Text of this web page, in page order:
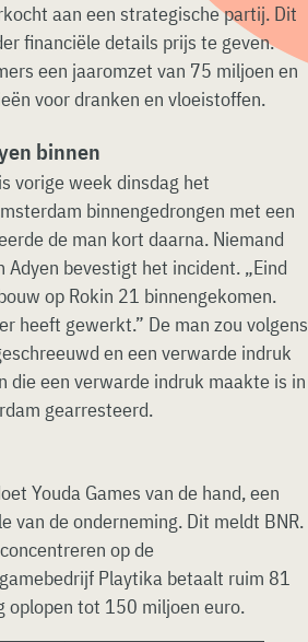
aan een strategische partij. Dit
financiële details prijs te geven.
een jaaromzet van 75 miljoen en
voor dranken en vloeistoffen.
binnen
vorige week dinsdag het
binnengedrongen met een
de man kort daarna. Niemand
bevestigt het incident. „Eind
op Rokin 21 binnengekomen.
heeft gewerkt.” De man zou volgens
en een verwarde indruk
die een verwarde indruk maakte is in
gearresteerd.
Youda Games van de hand, een
van de onderneming. Dit meldt BNR.
op de
Playtika betaalt ruim 81
oplopen tot 150 miljoen euro.